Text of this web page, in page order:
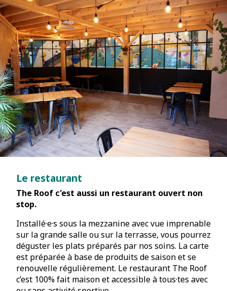
Le restaurant
The Roof c'est aussi un restaurant ouvert non
stop.
Installé·e·s sous la mezzanine avec vue imprenable
sur la grande salle ou sur la terrasse, vous pourrez
déguster les plats préparés par nos soins. La carte
est préparée à base de produits de saison et se
renouvelle régulièrement. Le restaurant The Roof
c’est 100% fait maison et accessible à tous·tes avec